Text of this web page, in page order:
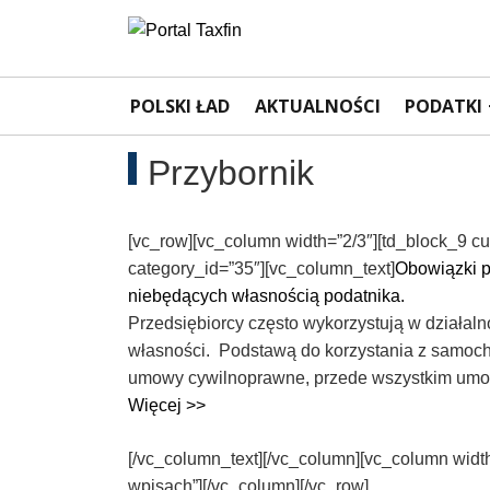
Rachunkowość,
Podatki,
VAT,
Orzeczenia
NSA
i
WSA
–
dla
księgowych
POLSKI ŁAD AKTUALNOŚCI PODATKI
Przybornik
[vc_row][vc_column width=”2/3″][td_block_9
category_id=”35″][vc_column_text]Obowiązki
niebędących własnością podatnika.
Przedsiębiorcy często wykorzystują w
własności. Podstawą do korzystania z
umowy cywilnoprawne, przede wszystkim
Więcej >>
[/vc_column_text][/vc_column][vc_column
wpisach”][/vc_column][/vc_row]